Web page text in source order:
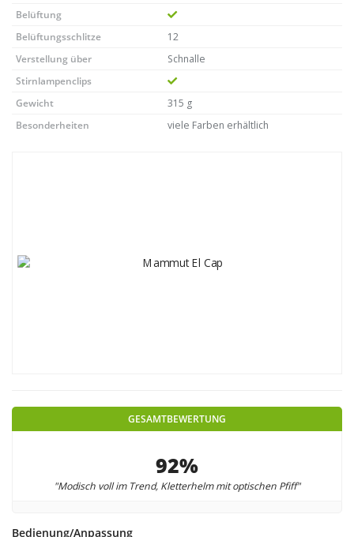
Belüftung
Belüftungsschlitze
12
Verstellung über
Schnalle
Stirnlampenclips
Gewicht
315 g
Besonderheiten
viele Farben erhältlich
GESAMTBEWERTUNG
92%
"Modisch voll im Trend, Kletterhelm mit optischen Pfiff"
Bedienung/Anpassung